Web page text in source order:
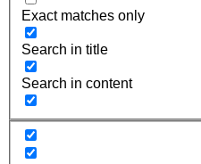
Exact matches only
Search in title
Search in content